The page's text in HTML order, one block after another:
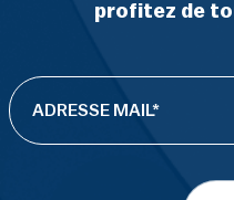
profitez de